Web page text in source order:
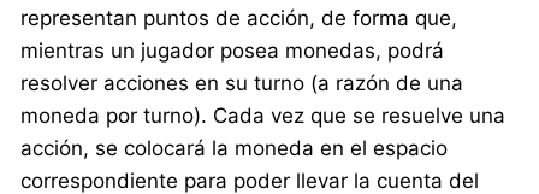
representan puntos de acción, de forma que,
mientras un jugador posea monedas, podrá
resolver acciones en su turno (a razón de una
moneda por turno). Cada vez que se resuelve una
acción, se colocará la moneda en el espacio
correspondiente para poder llevar la cuenta del